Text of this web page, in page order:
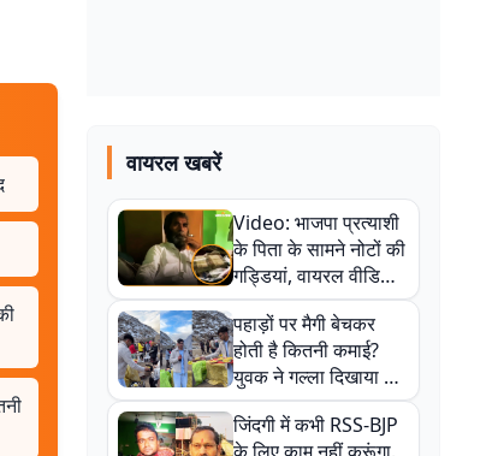
वायरल खबरें
Video: भाजपा प्रत्याशी
के पिता के सामने नोटों की
गड्डियां, वायरल वीडियो
से राजनीति में उबाल,
अजित महतो बोले- TMC
की गंदी चाल
पहाड़ों पर मैगी बेचकर
होती है कितनी कमाई?
युवक ने गल्ला दिखाया तो
नौकरी वालों के खड़े हो गए
कान
जिंदगी में कभी RSS-BJP